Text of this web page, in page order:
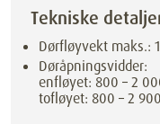
Tekniske
Dørfløyvekt maks.:
Døråpningsvidder:
enfløyet: 800 – 2
tofløyet: 800 – 2